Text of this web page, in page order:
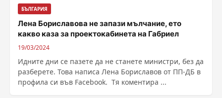
БЪЛГАРИЯ
Лена Бориславова не запази мълчание, ето
какво каза за проектокабинета на Габриел
19/03/2024
Идните дни се пазете да не станете министри, без да
разберете. Това написа Лена Бориславов от ПП-ДБ в
профила си във Facebook. Тя коментира ...